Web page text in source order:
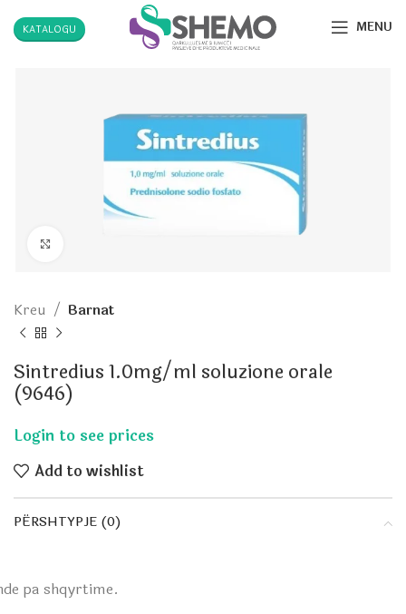
KATALOGU MENU
Kreu Barnat
Sintredius 1.0mg/ml soluzione orale
(9646)
Add to wishlist
PËRSHTYPJE (0)
pa shqyrtime.